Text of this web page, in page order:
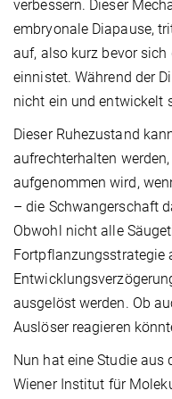
verbessern. Dieser
embryonale Diapause,
auf, also kurz bevor sich
einnistet. Während der
nicht ein und entwickelt
Dieser Ruhezustand
aufrechterhalten
aufgenommen wird,
– die Schwangerschaft
Obwohl nicht alle
Fortpflanzungsstrategie
ausgelöst werden. Ob
Auslöser reagieren
Nun hat eine Studie aus
Wiener Institut für